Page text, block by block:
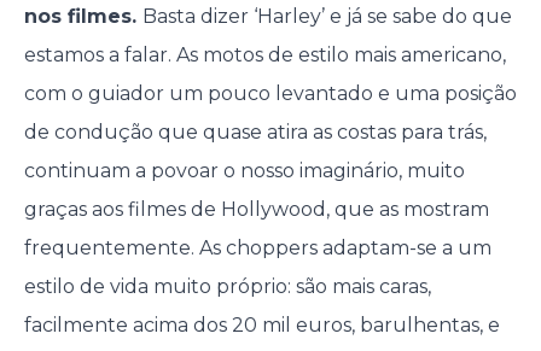
nos filmes. Basta dizer ‘Harley’ e já se sabe do que
estamos a falar. As motos de estilo mais americano,
com o guiador um pouco levantado e uma posição
de condução que quase atira as costas para trás,
continuam a povoar o nosso imaginário, muito
graças aos filmes de Hollywood, que as mostram
frequentemente. As choppers adaptam-se a um
estilo de vida muito próprio: são mais caras,
facilmente acima dos 20 mil euros, barulhentas, e